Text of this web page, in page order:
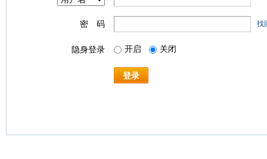
密 码 找
隐身登录 开启 关闭
登录